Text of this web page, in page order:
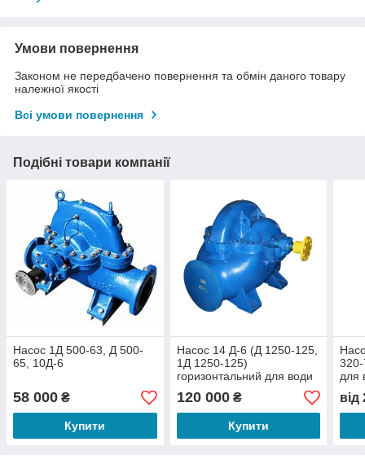
Умови повернення
Законом не передбачено повернення та обмін даного товару
належної якості
Всі умови повернення
Подібні товари компанії
Насос 1Д 500-63, Д 500-
65, 10Д-6
58 000 ₴
Купити
Насос 14 Д-6 (Д 1250-125,
1Д 1250-125)
горизонтальний для води
120 000₴
Купити
320-
для
від